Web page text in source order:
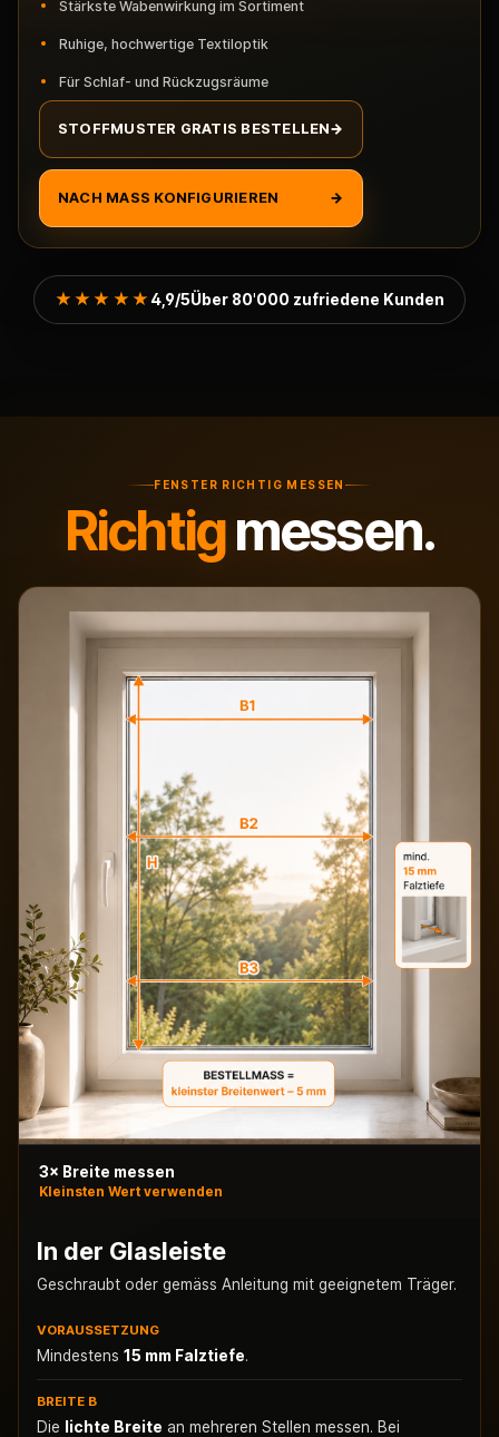
Stärkste Wabenwirkung im Sortiment
Ruhige, hochwertige Textiloptik
Für Schlaf- und Rückzugsräume
STOFFMUSTER GRATIS BESTELLEN→
NACH MASS KONFIGURIEREN →
★★★★★ 4,9/5Über 80'000 zufriedene Kunden
FENSTER RICHTIG MESSEN
Richtigmessen.
3× Breite messen
Kleinsten Wert verwenden
In der Glasleiste
Geschraubt oder gemäss Anleitung mit geeignetem Träger.
VORAUSSETZUNG
Mindestens 15 mm Falztiefe.
BREITE B
Die lichte Breite an mehreren Stellen messen. Bei